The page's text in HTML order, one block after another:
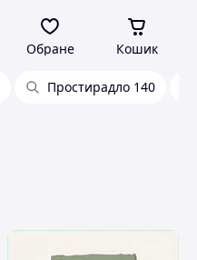
Обране Кошик
Простирадло 140